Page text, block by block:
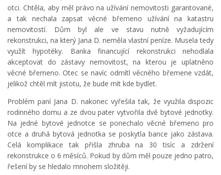
otci. Chtěla, aby měl právo na užívání nemovitosti garantované,
a tak nechala zapsat věcné břemeno užívání na katastru
nemovitostí. Dům byl ale ve stavu nutně vyžadujícím
rekonstrukci, na který Jana D. neměla vlastní peníze. Musela tedy
využít hypotéky. Banka financující rekonstrukci nehodlala
akceptovat do zástavy nemovitost, na kterou je uplatněno
věcné břemeno. Otec se navíc odmítl věcného břemene vzdát,
jelikož chtěl mít jistotu, že bude mít kde bydlet.
Problém paní Jana D. nakonec vyřešila tak, že využila dispozic
rodinného domu a ze dvou pater vytvořila dvě bytové jednotky.
Na jedné bytové jednotce se ponechalo věcné břemeno pro
otce a druhá bytová jednotka se poskytla bance jako zástava.
Celá komplikace tak přišla zhruba na 30 tisíc a zdržení
rekonstrukce o 6 měsíců. Pokud by dům měl pouze jedno patro,
řešení by se hledalo mnohem složitěji.